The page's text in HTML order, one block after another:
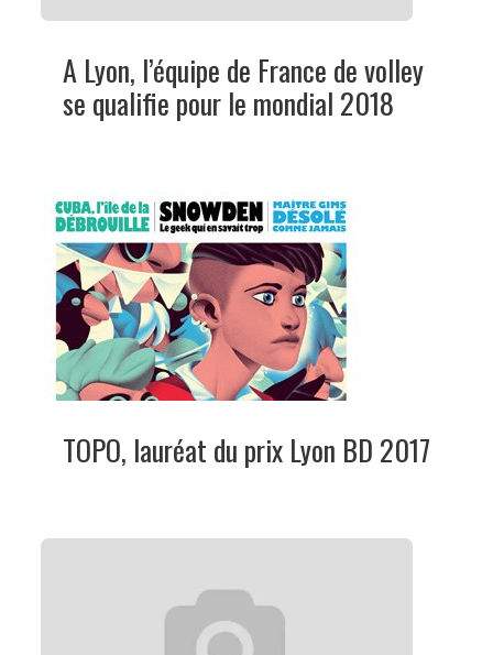
A Lyon, l’équipe de France de volley
se qualifie pour le mondial 2018
TOPO, lauréat du prix Lyon BD 2017